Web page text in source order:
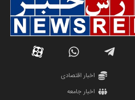
اخبار اقتصادی
اخبار جامعه